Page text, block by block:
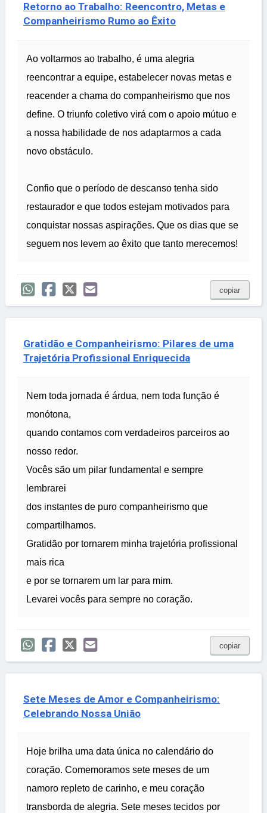
Retorno ao Trabalho: Reencontro, Metas e
Companheirismo Rumo ao Êxito
Ao voltarmos ao trabalho, é uma alegria
reencontrar a equipe, estabelecer novas metas e
reacender a chama do companheirismo que nos
define. O triunfo coletivo virá com o apoio mútuo e
a nossa habilidade de nos adaptarmos a cada
novo obstáculo.
Confio que o período de descanso tenha sido
restaurador e que todos estejam motivados para
conquistar nossas aspirações. Que os dias que se
seguem nos levem ao êxito que tanto merecemos!
copiar
Gratidão e Companheirismo: Pilares de uma
Trajetória Profissional Enriquecida
Nem toda jornada é árdua, nem toda função é
monótona,
quando contamos com verdadeiros parceiros ao
nosso redor.
Vocês são um pilar fundamental e sempre
lembrarei
dos instantes de puro companheirismo que
compartilhamos.
Gratidão por tornarem minha trajetória profissional
mais rica
e por se tornarem um lar para mim.
Levarei vocês para sempre no coração.
copiar
Sete Meses de Amor e Companheirismo:
Celebrando Nossa União
Hoje brilha uma data única no calendário do
coração. Comemoramos sete meses de um
namoro repleto de carinho, e meu coração
transborda de alegria. Sete meses tecidos por